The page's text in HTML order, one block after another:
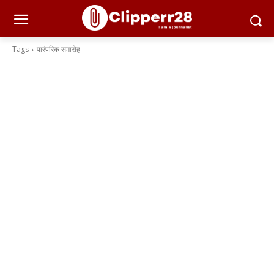
Tags पारंपरिक समारोह